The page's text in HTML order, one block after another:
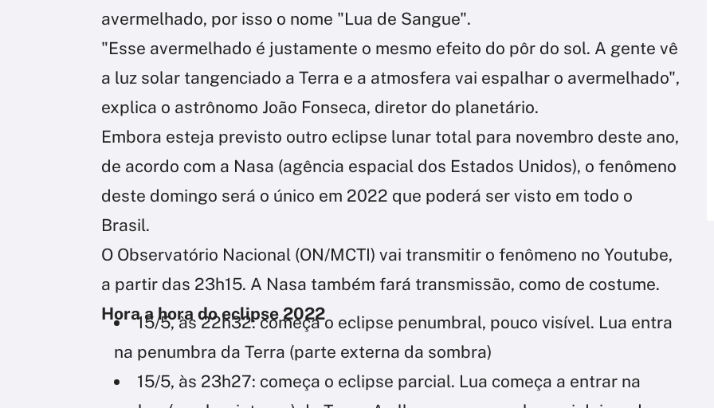
avermelhado, por isso o nome "Lua de Sangue".
"Esse avermelhado é justamente o mesmo efeito do pôr do sol. A gente vê
a luz solar tangenciado a Terra e a atmosfera vai espalhar o avermelhado",
explica o astrônomo João Fonseca, diretor do planetário.
Embora esteja previsto outro eclipse lunar total para novembro deste ano,
de acordo com a Nasa (agência espacial dos Estados Unidos), o fenômeno
deste domingo será o único em 2022 que poderá ser visto em todo o
Brasil.
O Observatório Nacional (ON/MCTI) vai transmitir o fenômeno no Youtube,
a partir das 23h15. A Nasa também fará transmissão, como de costume.
Hora a hora do eclipse 2022
15/5, às 22h32: começa o eclipse penumbral, pouco visível. Lua entra
na penumbra da Terra (parte externa da sombra)
15/5, às 23h27: começa o eclipse parcial. Lua começa a entrar na